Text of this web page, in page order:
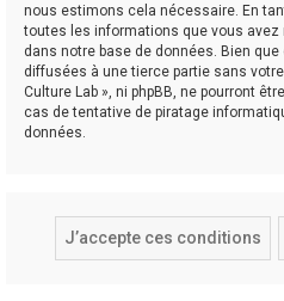
nous estimons cela nécessaire. En
toutes les informations que vous
dans notre base de données. Bien
diffusées à une tierce partie sans
Culture Lab », ni phpBB, ne pourront
cas de tentative de piratage
données.